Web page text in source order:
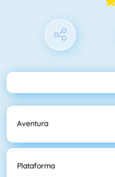
Aventura
Plataforma